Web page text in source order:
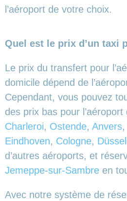
l’aéroport de votre choix.
Quel est le prix d’un taxi
Le prix du transfert pour
domicile dépend de
Cependant, vous pouvez
des prix bas pour l’aéroport
Charleroi, Ostende, Anvers,
Eindhoven, Cologne,
d’autres aéroports, et
Jemeppe-sur-Sambre en
Avec notre système de